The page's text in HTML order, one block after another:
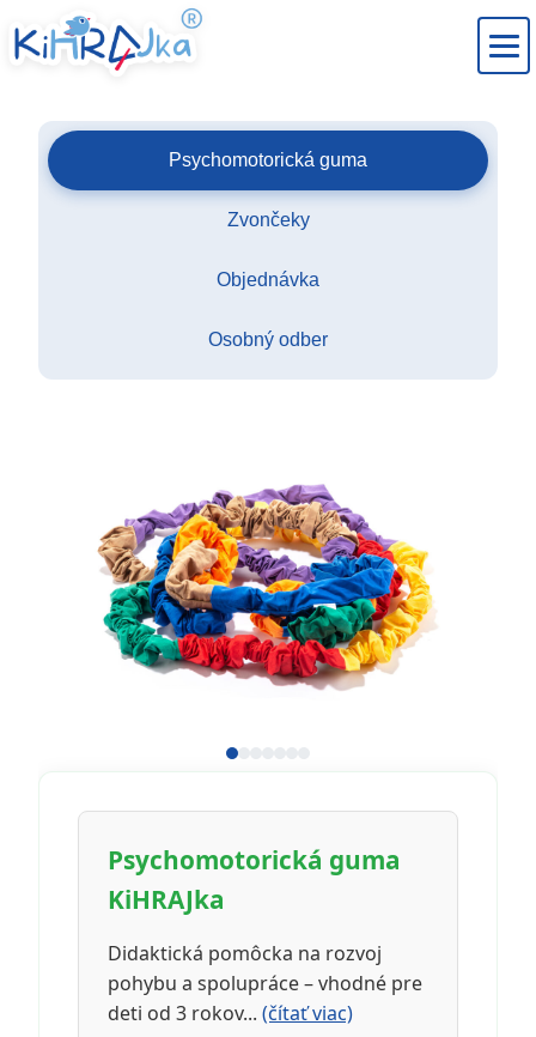
Psychomotorická guma
Zvončeky
Objednávka
Osobný odber
Psychomotorická guma
KiHRAJka
Didaktická pomôcka na rozvoj
pohybu a spolupráce – vhodné pre
deti od 3 rokov... (čítať viac)